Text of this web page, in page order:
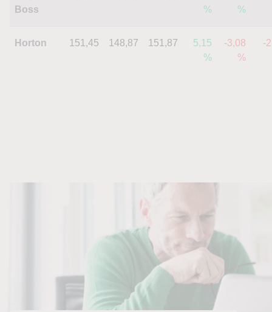
Boss
%
%
Horton 151,45 148,87 151,87
5,15
%
-3,08
%
-